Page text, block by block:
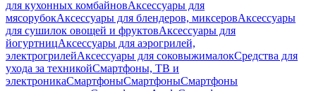
для кухонных комбайновАксессуары для
мясорубокАксессуары для блендеров, миксеровАксессуары
для сушилок овощей и фруктовАксессуары для
йогуртницАксессуары для аэрогрилей,
электрогрилейАксессуары для соковыжималокСредства для
ухода за техникойСмартфоны, ТВ и
электроникаСмартфоныСмартфоныСмартфоны